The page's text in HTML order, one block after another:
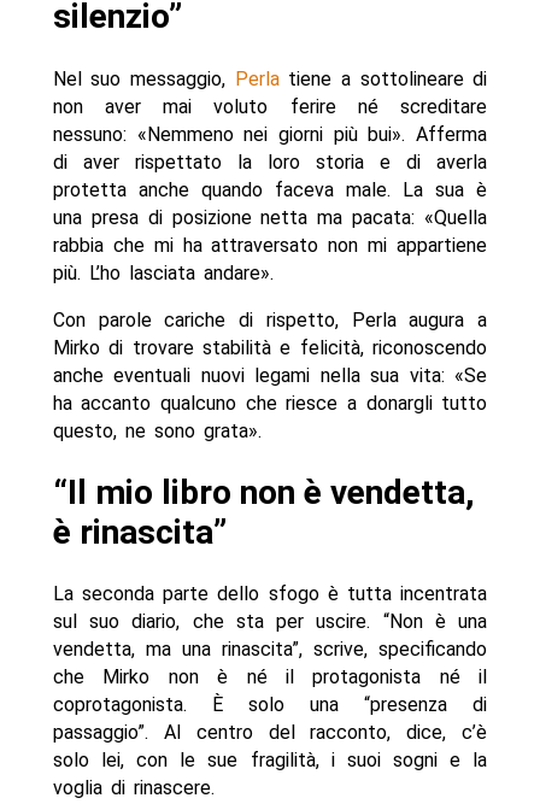
silenzio”
Nel suo messaggio, Perlatiene a sottolineare di
non aver mai voluto ferire né screditare
nessuno: «Nemmeno nei giorni più bui». Afferma
di aver rispettato la loro storia e di averla
protetta anche quando faceva male. La sua è
una presa di posizione netta ma pacata: «Quella
rabbia che mi ha attraversato non mi appartiene
più. L’ho lasciata andare».
Con parole cariche di rispetto, Perla augura a
Mirko di trovare stabilità e felicità, riconoscendo
anche eventuali nuovi legami nella sua vita: «Se
ha accanto qualcuno che riesce a donargli tutto
questo, ne sono grata».
“Il mio libro non è vendetta,
è rinascita”
La seconda parte dello sfogo è tutta incentrata
sul suo diario, che sta per uscire. “Non è una
vendetta, ma una rinascita”, scrive, specificando
che Mirko non è né il protagonista né il
coprotagonista. È solo una “presenza di
passaggio”. Al centro del racconto, dice, c’è
solo lei, con le sue fragilità, i suoi sogni e la
voglia di rinascere.